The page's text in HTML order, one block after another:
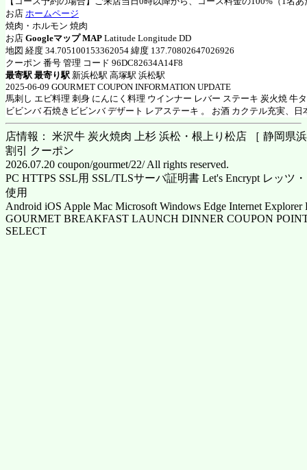
お店 ホームページ
焼肉・ホルモン 焼肉
お店 Googleマップ MAP Latitude Longitude DD
地図 経度 34.705100153362054 緯度 137.70802647026926
クーポン 番号 管理 コード 96DC82634A14F8
最寄駅 最寄り駅 新浜松駅 高塚駅 浜松駅
2025-06-09 GOURMET COUPON INFORMATION UPDATE
馬刺し エビ料理 刺身 にんにく料理 ウインナー レバー ステーキ 炭火焼 牛
ビビンバ 石焼きビビンバ デザート レアステーキ 。 お酒 カクテル充実、日
店情報： 米沢牛 炭火焼肉 上杉 浜松・根上り松店 ［ 静岡県
割引 クーポン
2026.07.20 coupon/gourmet/22/ All rights reserved.
PC HTTPS SSL用 SSL/TLSサーバ証明書 Let's Encrypt レッツ
使用
Android iOS Apple Mac Microsoft Windows Edge Internet Explorer
GOURMET BREAKFAST LAUNCH DINNER COUPON
SELECT